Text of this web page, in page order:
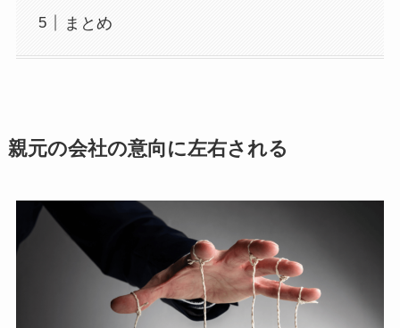
まとめ
親元の会社の意向に左右される